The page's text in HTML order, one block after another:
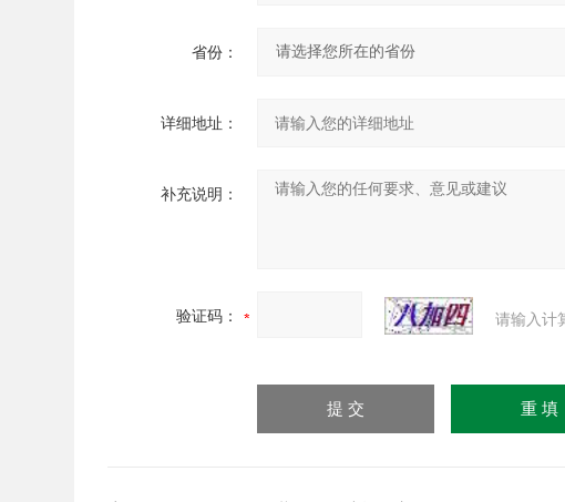
省份：
详细地址：
补充说明：
验证码： 请输入计